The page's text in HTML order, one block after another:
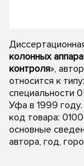
колонных
контроля»,
относится к
специальности
Уфа в 1999
код товара:
основные
автора, год,